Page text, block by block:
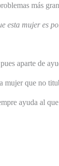
más
esta mujer es
aparte de
mujer que no
ayuda al